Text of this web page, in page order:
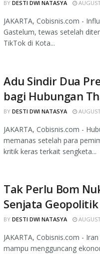
BY DESTI DWI NATASYA
JAKARTA, Cobisnis.com -
Gastelum, tewas setelah
TikTok di Kota...
Adu Sindir Dua
bagi Hubungan
BY DESTI DWI NATASYA
JAKARTA, Cobisnis.com -
memanas setelah para
kritik keras terkait sengketa...
Tak Perlu Bom
Senjata
BY DESTI DWI NATASYA
JAKARTA, Cobisnis.com -
mampu mengguncang